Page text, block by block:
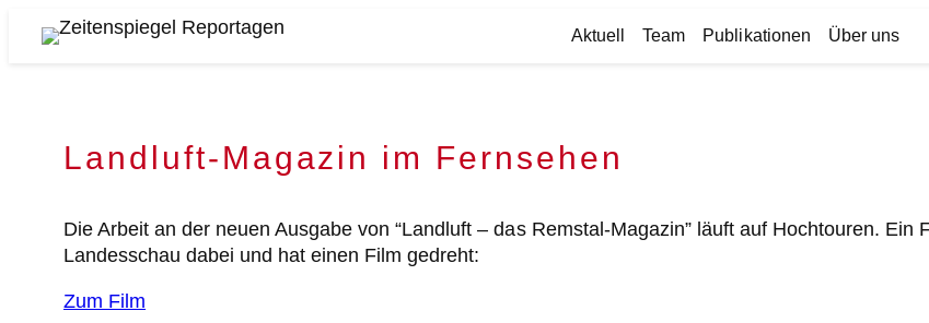
InhaltZeitenspiegel
Aktuell Team Publikationen Über uns
Landluft-Magazin im Fernsehen
Die Arbeit an der neuen Ausgabe von “Landluft – das Remstal-Magazin” läuft auf Hochtouren.
Landesschau dabei und hat einen Film gedreht:
Zum Film